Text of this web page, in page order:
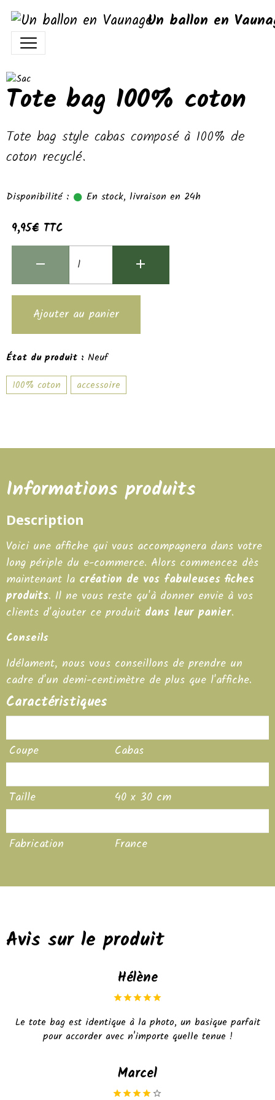
Un ballon en
Tote bag 100% coton
Tote bag style cabas composé à 100% de
coton recyclé.
Disponibilité : En stock, livraison en 24h
9,95€ TTC
Ajouter au panier
État du produit : Neuf
100% coton
accessoire
Informations produits
Description
Voici une affiche qui vous accompagnera dans votre
long périple du e-commerce. Alors commencez dès
maintenant la création de vos fabuleuses fiches
produits. Il ne vous reste qu'à donner envie à vos
clients d'ajouter ce produit dans leur panier.
Conseils
Idélament, nous vous conseillons de prendre un
cadre d'un demi-centimètre de plus que l'affiche.
Caractéristiques
Coupe
Cabas
Taille
40 x 30 cm
Fabrication
France
Avis sur le produit
Hélène
Le tote bag est identique à la photo, un basique parfait
pour accorder avec n'importe quelle tenue !
Marcel